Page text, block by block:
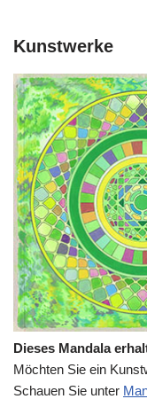
Kunstwerke
Dieses Mandala
Möchten Sie ein
Schauen Sie unter